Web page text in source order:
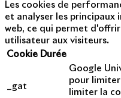
Les cookies de
et analyser les principaux
web, ce qui permet
utilisateur aux visiteurs.
Cookie Durée
_gat
Google
pour
limiter la